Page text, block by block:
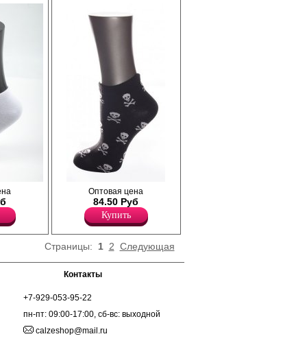
Носки укороченные с принтом "череп" по
всему полотну.
Лайкра 2%
Полиамид 18%
Хлопок 80%
Оптовая цена
84.50 Руб
Купить
Страницы: 1 2 Следующая
Контакты
+7-929-053-95-22
пн-пт: 09:00-17:00, сб-вс: выходной
calzeshop@mail.ru